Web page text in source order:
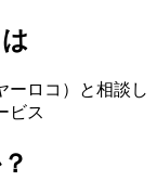
ーロコ）と相談し
ビス